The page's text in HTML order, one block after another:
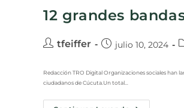
12 grandes
tfeiffer julio 10, 2024
Redacción TRO Digital Organizaciones sociales
ciudadanos de Cúcuta.Un total…